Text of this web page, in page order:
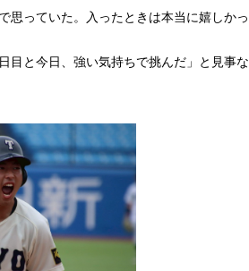
思っていた。入ったときは本当に嬉しかっ
と今日、強い気持ちで挑んだ」と見事な